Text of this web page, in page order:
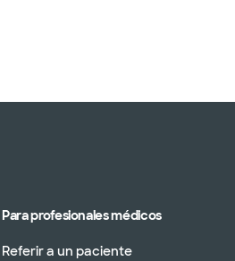
Para profesionales médicos
Referir a un paciente